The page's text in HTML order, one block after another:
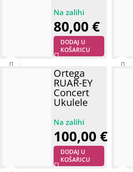
80,00 €
DODAJ U
KOŠARICU
Ortega
RUAR-EY
Concert
Ukulele
100,00 €
DODAJ U
KOŠARICU